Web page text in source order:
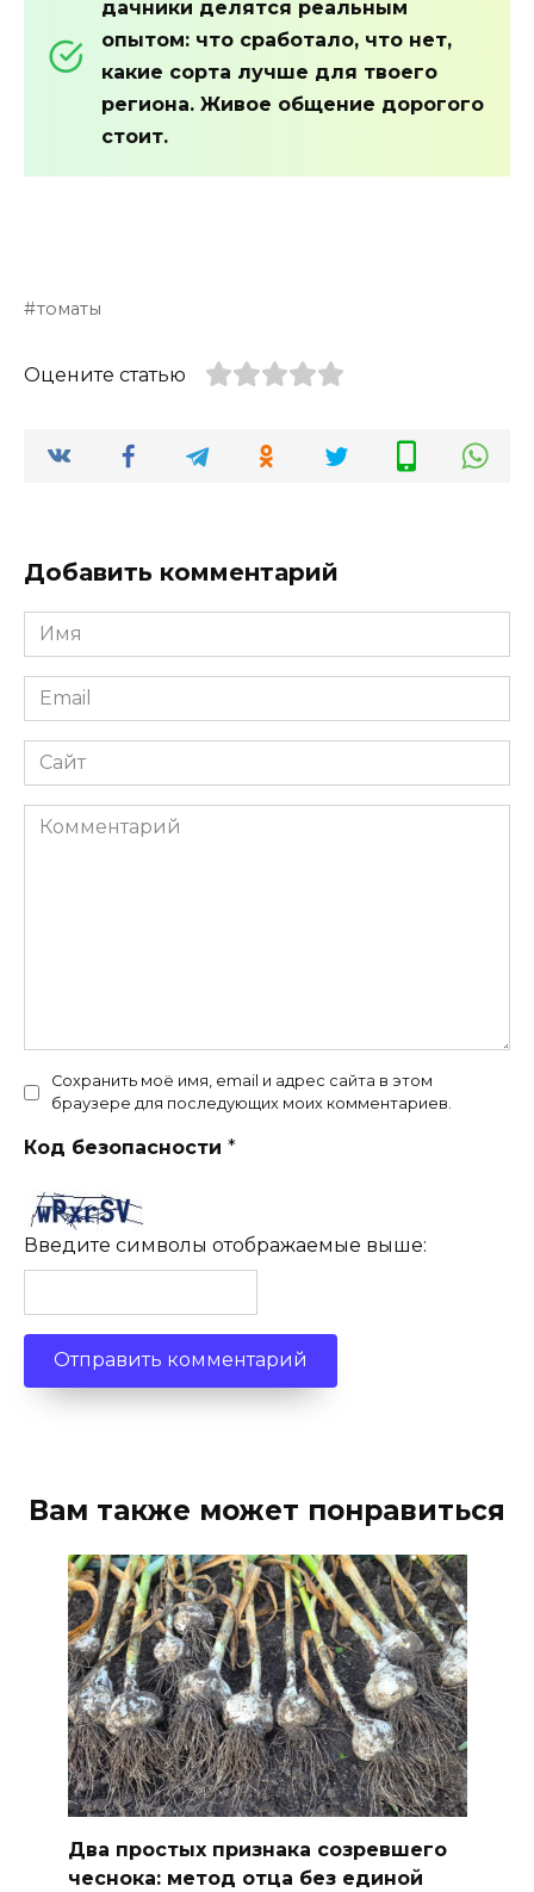
дачники делятся реальным
опытом: что сработало, что нет,
какие сорта лучше для твоего
региона. Живое общение дорогого
стоит.
томаты
Оцените статью
Добавить комментарий
Имя
*
Email
*
Сайт
Комментарий
Сохранить моё имя, email и адрес сайта в этом
браузере для последующих моих комментариев.
Код безопасности *
Введите символы отображаемые выше:
Вам также может понравиться
Два простых признака созревшего
чеснока: метод отца без единой